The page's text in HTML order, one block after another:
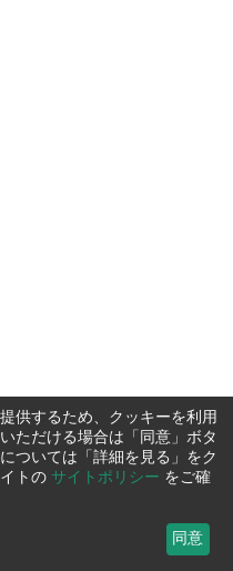
供するため、クッキーを利用
ただける場合は「同意」ボタ
ついては「詳細を見る」をク
トの サイトポリシー をご確
同意